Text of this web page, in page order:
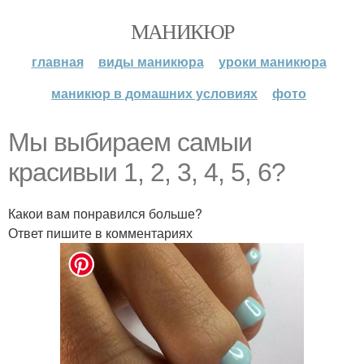
МАНИКЮР
главная виды маникюра
уроки маникюра
маникюр в домашних условиях
фото
Мы выбираем самыи
красивыи 1, 2, 3, 4, 5, 6?
Какои вам понравился больше?
Ответ пишите в комментариях